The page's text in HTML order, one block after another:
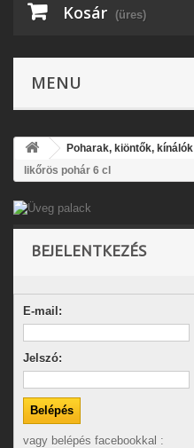
Kosár (üres)
MENU
Poharak, kiöntők, kínálók
likőrös pohár 6 cl
BEJELENTKEZÉS
E-mail:
Jelszó:
vagy belépés facebookkal :